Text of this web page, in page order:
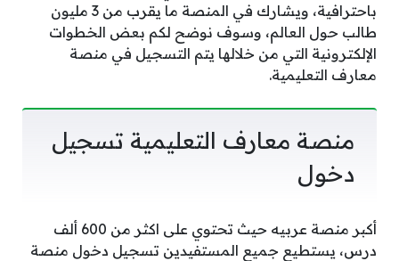
باحترافية، ويشارك في المنصة ما يقرب من 3 مليون
طالب حول العالم، وسوف نوضح لكم بعض الخطوات
الإلكترونية التي من خلالها يتم التسجيل في منصة
معارف التعليمية.
منصة معارف التعليمية تسجيل
دخول
أكبر منصة عربيه حيث تحتوي على اكثر من 600 ألف
درس، يستطيع جميع المستفيدين تسجيل دخول منصة